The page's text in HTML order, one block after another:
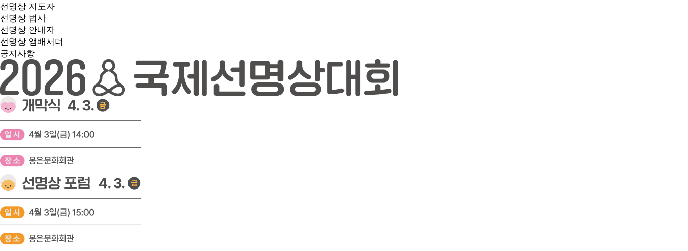
선명상 지도자
선명상 법사
선명상 안내자
선명상 앰배서더
공지사항